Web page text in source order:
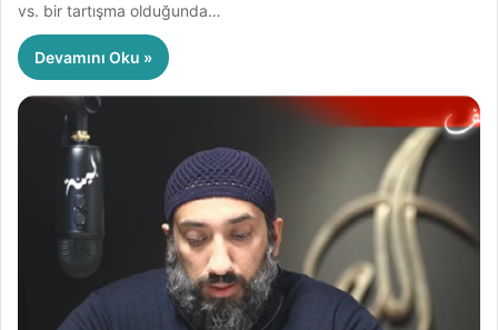
vs. bir tartışma olduğunda…
Devamını Oku »